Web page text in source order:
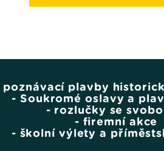
poznávací plavby
- Soukromé oslavy a
- rozlučky se
- firemní akce
- školní výlety a